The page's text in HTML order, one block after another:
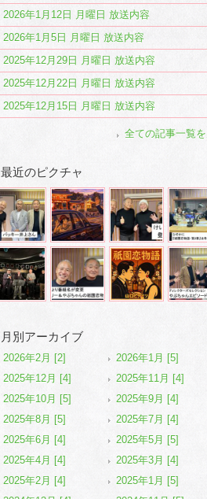
2026年1月12日 月曜日 放送内容
2026年1月5日 月曜日 放送内容
2025年12月29日 月曜日 放送内容
2025年12月22日 月曜日 放送内容
2025年12月15日 月曜日 放送内容
全ての記事一覧
最近のピクチャ
月別アーカイブ
2026年2月 [2]
2026年1月 [5]
2025年12月 [4]
2025年11月 [4]
2025年10月 [5]
2025年9月 [4]
2025年8月 [5]
2025年7月 [4]
2025年6月 [4]
2025年5月 [5]
2025年4月 [4]
2025年3月 [4]
2025年2月 [4]
2025年1月 [5]